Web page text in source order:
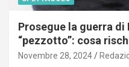
Prosegue la guerra di
“pezzotto”: cosa
Novembre 28, 2024